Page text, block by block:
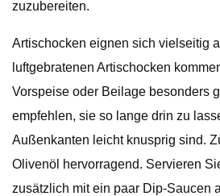
zuzubereiten.
Artischocken eignen sich vielseitig
luftgebratenen Artischocken
Vorspeise oder Beilage besonders
empfehlen, sie so lange drin zu
Außenkanten leicht knusprig sind.
Olivenöl hervorragend. Servieren
zusätzlich mit ein paar Dip-Saucen